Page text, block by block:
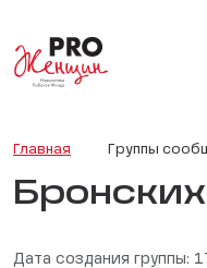
Главная Группы
Дата создания группы: